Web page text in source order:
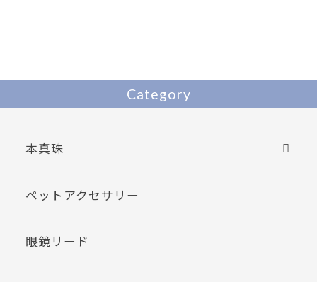
Category
本真珠
ペットアクセサリー
眼鏡リード